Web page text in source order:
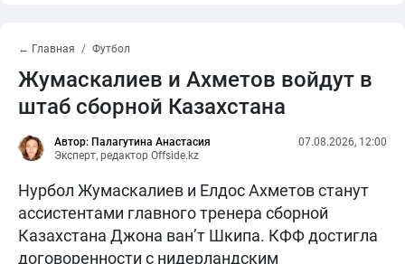
← Главная Футбол
Жумаскалиев и Ахметов войдут в
штаб сборной Казахстана
Автор: Палагутина Анастасия
Эксперт, редактор Offside.kz
07.08.2026, 12:00
Нурбол Жумаскалиев и Елдос Ахметов станут
ассистентами главного тренера сборной
Казахстана Джона ван’т Шкипа. КФФ достигла
договоренности с нидерландским